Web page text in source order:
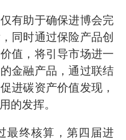
有助于确保进博会完
同时通过保险产品创
值，将引导市场进一
金融产品，通过联结
进碳资产价值发现，
的发挥。
最终核算，第四届进